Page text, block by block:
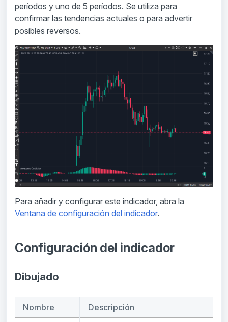
períodos y uno de 5 períodos. Se utiliza para
confirmar las tendencias actuales o para advertir
posibles reversos.
Para añadir y configurar este indicador, abra la
Ventana de configuración del indicador.
Configuración del indicador
Dibujado
Nombre Descripción